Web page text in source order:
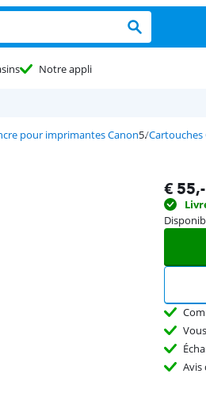
Notre appli
pour imprimantes Canon
Cartouches
€55,-
Avis